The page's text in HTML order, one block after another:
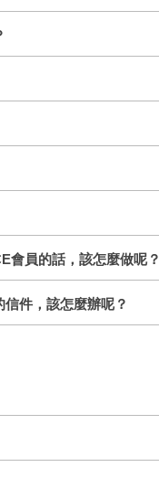
會員的話，該怎麼做呢？
件，該怎麼辦呢？